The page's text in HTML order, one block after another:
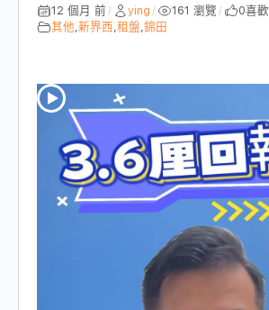
12 個月 前 / ying / 161 瀏覽 / 0喜歡
其他 新界西 租盤 錦田